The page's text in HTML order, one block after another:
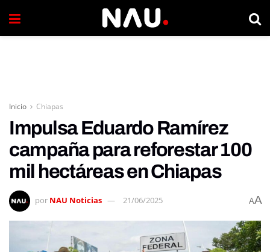
Inicio Chiapas
Impulsa Eduardo Ramírez
campaña para reforestar 100
mil hectáreas en Chiapas
por NAU Noticias 21/06/2025 AA